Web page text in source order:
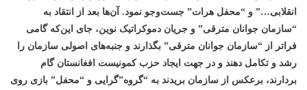
انقلابی…” و “محفل هرات” جست‌وجو نمود. آن‌ها بعد از انتقاد به
“سازمان جوانان مترقی” و جریان دموکراتیک نوین، جای
این‌که گامی
فراتر از “سازمان جوانان مترقی” بگذارند و جنبه‌های اصولی سازمان را
رشد و تکامل دهند و در جهت ایجاد حزب کمونیست افغانستان گام
بردارند، برعکس از سازمان بریدند به “گروه”گرایی و “محفل” بازی روی